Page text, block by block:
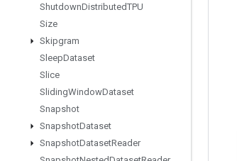
ShutdownDistributedTPU
Size
Skipgram
SleepDataset
Slice
SlidingWindowDataset
Snapshot
SnapshotDataset
SnapshotDatasetReader